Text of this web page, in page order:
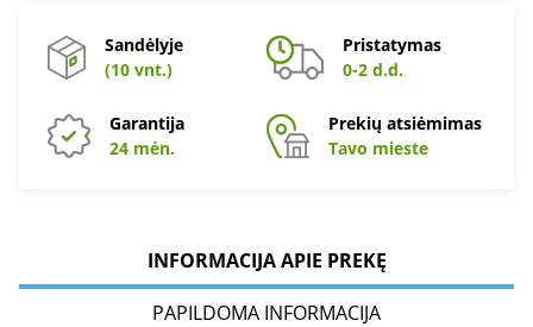
Sandėlyje
(10 vnt.)
Pristatymas
0-2 d.d.
Garantija
24 mėn.
Prekių atsiėmimas
Tavo mieste
INFORMACIJA APIE PREKĘ
PAPILDOMA INFORMACIJA